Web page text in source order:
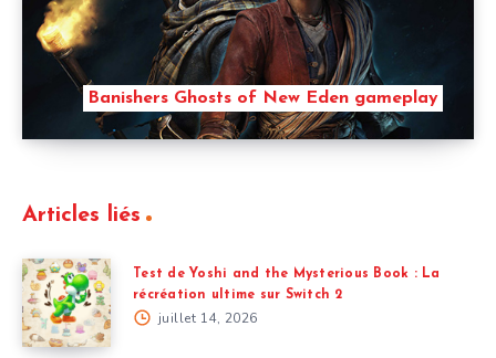
Banishers Ghosts of New Eden gameplay
Articles liés
Test de Yoshi and the Mysterious Book : La
récréation ultime sur Switch 2
juillet 14, 2026